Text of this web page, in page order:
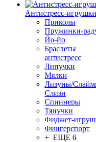
Антистресс-игрушки
Приколы
Пружинки-
Йо-йо
Браслеты
антистресс
Липучки
Мялки
Лизуны/
Слизи
Спиннеры
Тянучки
Фиджет-
Фингерспорт
+ ЕЩЕ 6